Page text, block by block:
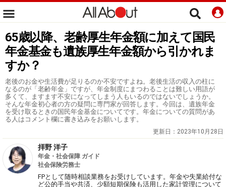
65歳以降、老齢厚生年金額に加えて国民
年金基金も遺族厚生年金額から引かれま
すか？
老後のお金や生活費が足りるのか不安ですよね。老後生活の収入の柱に
なるのが「老齢年金」ですが、年金制度にまつわることは難しい用語が
多くて、ますます不安になってしまう人もいるのではないでしょうか。
そんな年金初心者の方の疑問に専門家が回答します。今回は、遺族年金
を受け取るときの国民年金基金についてです。年金についての質問があ
る人はコメント欄に書き込みをお願いします。
更新日： 2023年10月28日
拝野 洋子
年金・社会保障 ガイド
社会保険労務士
FPとして随時相談業務をお受けしています。年金や失業給付な
ど公的手当や共済、少額短期保険も活用した家計管理について